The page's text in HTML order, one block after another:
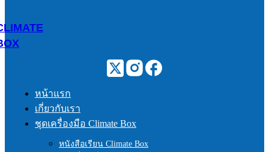
หน้าแรก
เกี่ยวกับเรา
ชุดเครื่องมือ Climate Box
หนังสือเรียน Climate Box